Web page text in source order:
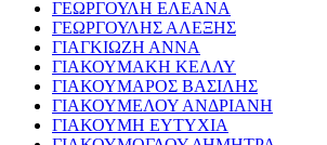
ΓΕΩΡΓΟΥΛΗ ΕΛΕΑΝΑ
ΓΕΩΡΓΟΥΛΗΣ ΑΛΕΞΗΣ
ΓΙΑΓΚΙΩΖΗ ΑΝΝΑ
ΓΙΑΚΟΥΜΑΚΗ ΚΕΛΛΥ
ΓΙΑΚΟΥΜΑΡΟΣ ΒΑΣΙΛΗΣ
ΓΙΑΚΟΥΜΕΛΟΥ ΑΝΔΡΙΑΝΗ
ΓΙΑΚΟΥΜΗ ΕΥΤΥΧΙΑ